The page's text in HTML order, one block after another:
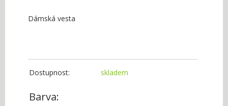
Dámská vesta
Dostupnost: skladem
Barva: